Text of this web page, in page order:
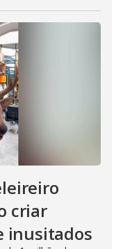
criar
inusitados